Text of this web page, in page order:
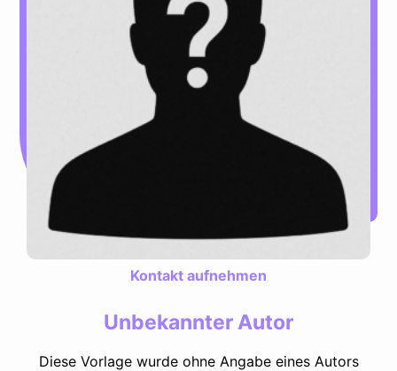
Kontakt aufnehmen
Unbekannter Autor
Diese Vorlage wurde ohne Angabe eines Autors